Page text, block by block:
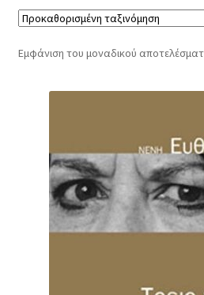
Συχνές Ερωτήσεις
Επικοινωνία
Εμφάνιση του μοναδικού